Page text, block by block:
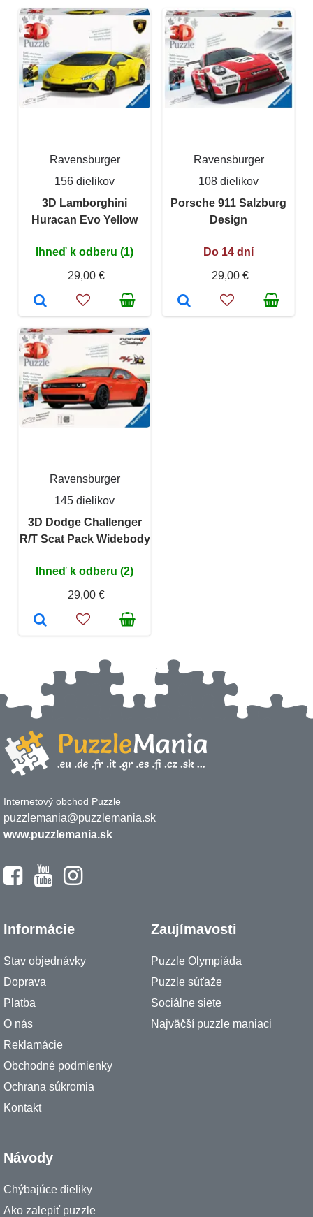
Ravensburger
156 dielikov
3D Lamborghini
Huracan Evo Yellow
Ihneď k odberu (1)
29,00 €
Ravensburger
108 dielikov
Porsche 911 Salzburg
Design
Do 14 dní
29,00 €
Ravensburger
145 dielikov
3D Dodge Challenger
R/T Scat Pack Widebody
Ihneď k odberu (2)
29,00 €
Internetový obchod Puzzle
puzzlemania@puzzlemania.sk
www.puzzlemania.sk
Informácie
Stav objednávky
Doprava
Platba
O nás
Reklamácie
Obchodné podmienky
Ochrana súkromia
Kontakt
Zaujímavosti
Puzzle Olympiáda
Puzzle súťaže
Sociálne siete
Najväčší puzzle maniaci
Návody
Chýbajúce dieliky
Ako zalepiť puzzle